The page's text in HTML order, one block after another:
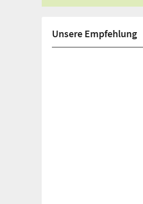
Unsere Empfehlung